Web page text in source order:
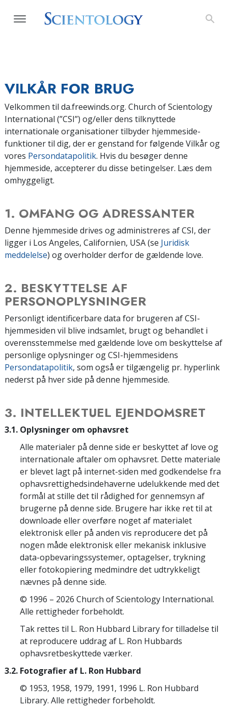
VILKÅR FOR BRUG
Velkommen til da.freewinds.org. Church of Scientology
International (”CSI”) og/eller dens tilknyttede
internationale organisationer tilbyder hjemmeside-
funktioner til dig, der er genstand for følgende Vilkår og
vores Persondatapolitik. Hvis du besøger denne
hjemmeside, accepterer du disse betingelser. Læs dem
omhyggeligt.
1. OMFANG OG ADRESSANTER
Denne hjemmeside drives og administreres af CSI, der
ligger i Los Angeles, Californien, USA (se Juridisk
meddelelse) og overholder derfor de gældende love.
2. BESKYTTELSE AF
PERSONOPLYSNINGER
Personligt identificerbare data for brugeren af CSI-
hjemmesiden vil blive indsamlet, brugt og behandlet i
overensstemmelse med gældende love om beskyttelse af
personlige oplysninger og CSI-hjemmesidens
Persondatapolitik, som også er tilgængelig pr. hyperlink
nederst på hver side på denne hjemmeside.
3. INTELLEKTUEL EJENDOMSRET
3.1. Oplysninger om ophavsret
Alle materialer på denne side er beskyttet af love og
internationale aftaler om ophavsret. Dette materiale
er blevet lagt på internet-siden med godkendelse fra
ophavsrettighedsindehaverne udelukkende med det
formål at stille det til rådighed for gennemsyn af
brugerne på denne side. Brugere har ikke ret til at
downloade eller overføre noget af materialet
elektronisk eller på anden vis reproducere det på
nogen måde elektronisk eller mekanisk inklusive
data-opbevaringssystemer, optagelser, trykning
eller fotokopiering medmindre det udtrykkeligt
nævnes på denne side.
© 1996 – 2026 Church of Scientology International.
Alle rettigheder forbeholdt.
Tak rettes til L. Ron Hubbard Library for tilladelse til
at reproducere uddrag af L. Ron Hubbards
ophavsretbeskyttede værker.
3.2. Fotografier af L. Ron Hubbard
© 1953, 1958, 1979, 1991, 1996 L. Ron Hubbard
Library. Alle rettigheder forbeholdt.